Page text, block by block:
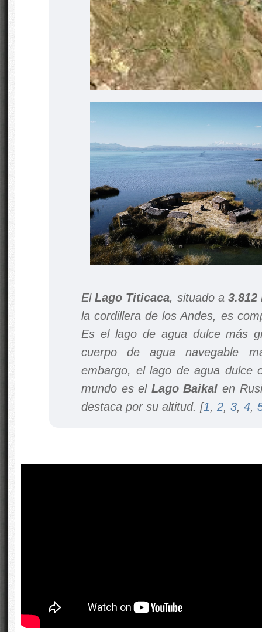
ElLago Titicaca, situado a 3.812
la cordillera de los Andes, es
Es el lago de agua dulce más
cuerpo de agua navegable
embargo, el lago de agua dulce
mundo es el Lago Baikal en
destaca por su altitud. [1, 2, 3, 4,